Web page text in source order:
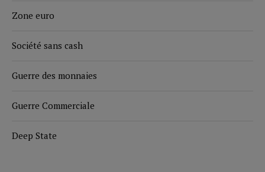
Zone euro
Société sans cash
Guerre des monnaies
Guerre Commerciale
Deep State